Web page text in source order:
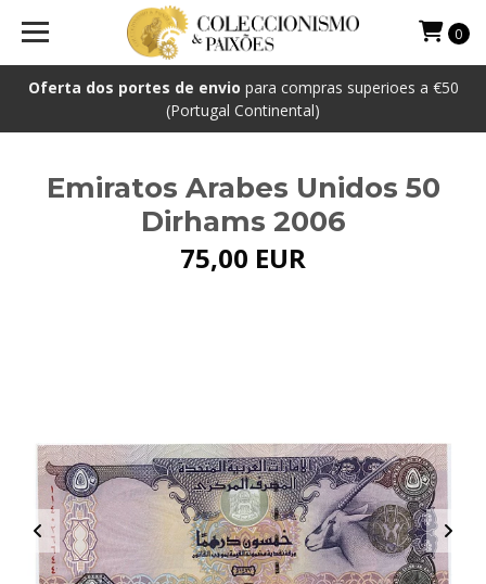
Oferta dos portes de envio para compras superioes a €50
(Portugal Continental)
0
Emiratos Arabes Unidos 50
Dirhams 2006
75,00 EUR